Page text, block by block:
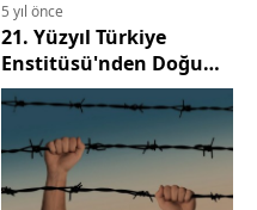
5 yıl önce
21. Yüzyıl Türkiye
Enstitüsü'nden Doğu
Türkistan'a Destek